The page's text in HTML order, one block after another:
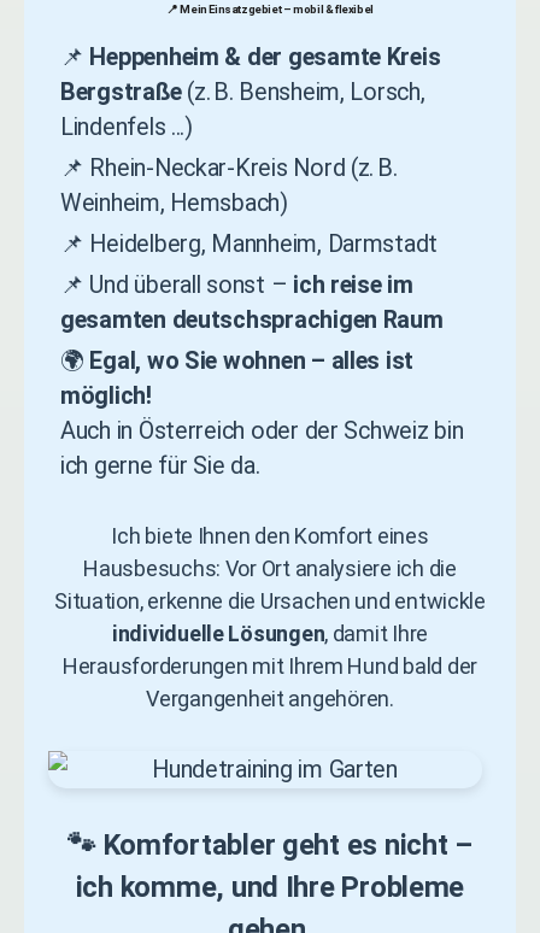
📍 Mein Einsatzgebiet – mobil & flexibel
📌 Heppenheim & der gesamte Kreis
Bergstraße(z. B. Bensheim, Lorsch,
Lindenfels ...)
📌 Rhein-Neckar-Kreis Nord (z. B.
Weinheim, Hemsbach)
📌 Heidelberg, Mannheim, Darmstadt
📌 Und überall sonst – ich reise im
gesamten deutschsprachigen Raum
🌍 Egal, wo Sie wohnen – alles ist
möglich!
Auch in Österreich oder der Schweiz bin
ich gerne für Sie da.
Ich biete Ihnen den Komfort eines
Hausbesuchs: Vor Ort analysiere ich die
Situation, erkenne die Ursachen und entwickle
individuelle Lösungen, damit Ihre
Herausforderungen mit Ihrem Hund bald der
Vergangenheit angehören.
🐾 Komfortabler geht es nicht –
ich komme, und Ihre Probleme